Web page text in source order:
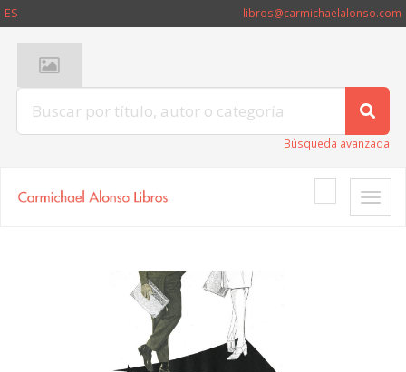
ES libros@carmichaelalonso.com
Búsqueda avanzada
Toggle